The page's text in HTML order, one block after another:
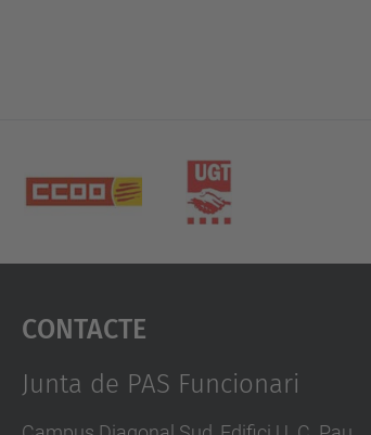
Contacte
Junta de PAS Funcionari